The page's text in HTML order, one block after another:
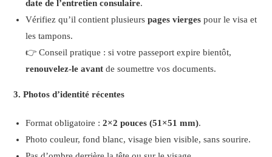
date de l’entretien consulaire.
Vérifiez qu’il contient plusieurspages vierges pour le visa et
les tampons.
👉 Conseil pratique : si votre passeport expire bientôt,
renouvelez-le avant de soumettre vos documents.
3. Photos d’identité récentes
Format obligatoire :2×2 pouces (51×51 mm).
Photo couleur, fond blanc, visage bien visible, sans sourire.